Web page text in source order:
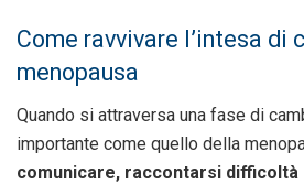
Come ravvivare l’intesa di
menopausa
Quando si attraversa una fase di
importante come quello della
comunicare, raccontarsi difficoltà